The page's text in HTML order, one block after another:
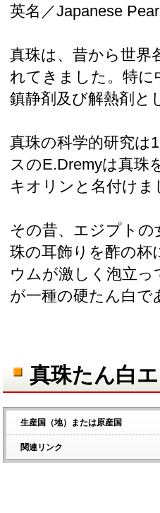
英名／Japanese
真珠は、昔から世界
れてきました。特に
鎮静剤及び解熱剤と
真珠の科学的研究は
スのE.Dremyは真珠
キオリンと名付けま
その昔、エジプト
珠の耳飾りを酢の
ウムが激しく泡立
が一種の硬たん白
真珠たん白
生産国（地）または原産国
関連リンク